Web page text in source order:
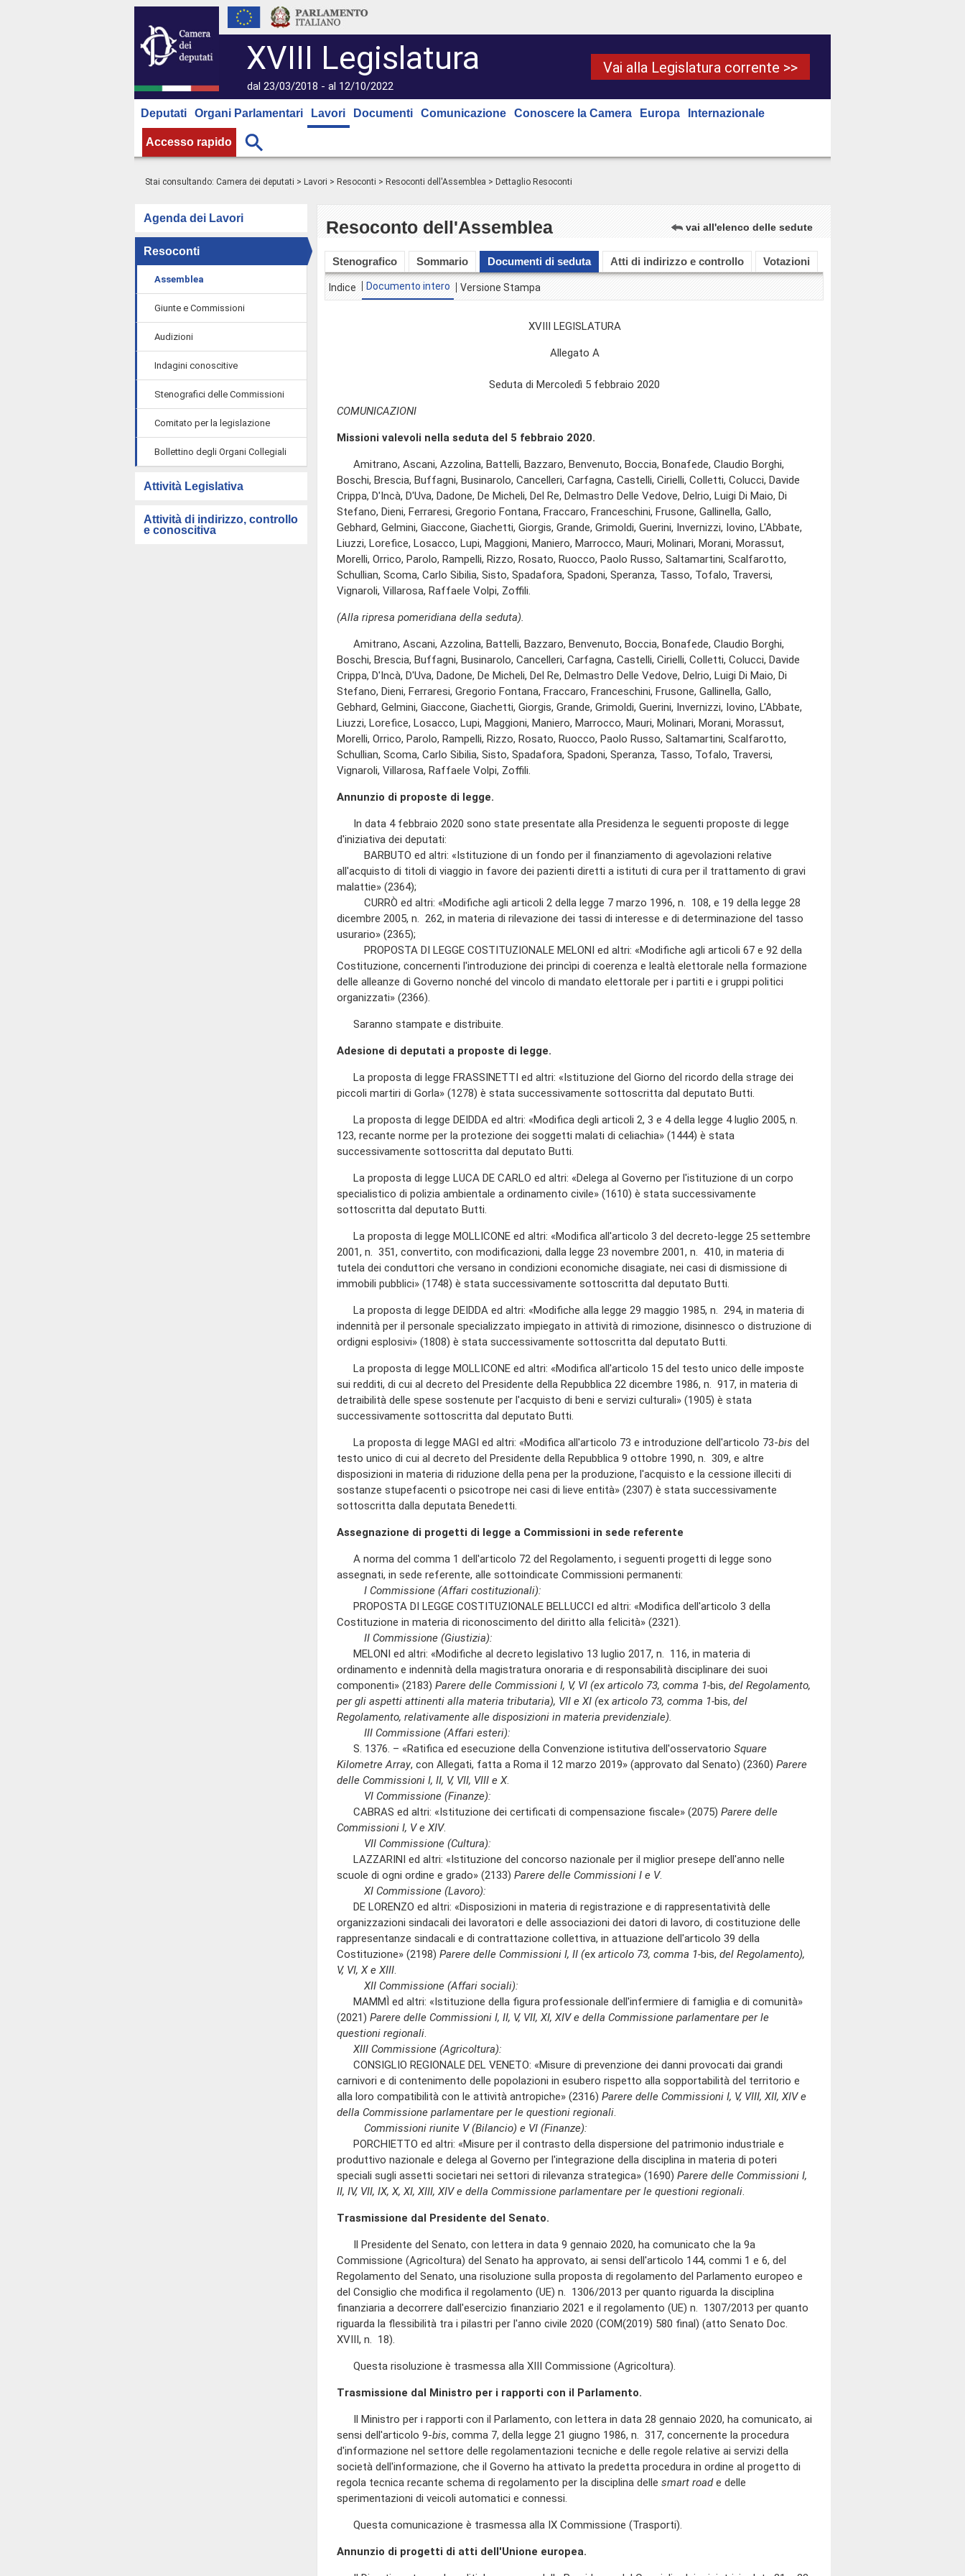
XVIII Legislatura
dal 23/03/2018 - al 12/10/2022
Vai alla Legislatura corrente >>
Deputati Organi Parlamentari Lavori Documenti Comunicazione Conoscere la Camera Europa Internazionale
Accesso rapido
Stai consultando: Camera dei deputati > Lavori > Resoconti > Resoconti dell'Assemblea > Dettaglio Resoconti
Agenda dei Lavori
Resoconti
Assemblea
Giunte e Commissioni
Audizioni
Indagini conoscitive
Stenografici delle Commissioni
Comitato per la legislazione
Bollettino degli Organi Collegiali
Attività Legislativa
Attività di indirizzo, controllo
e conoscitiva
Resoconto dell'Assemblea vai all'elenco delle sedute
Stenografico Sommario Documenti di seduta Atti di indirizzo e controllo Votazioni
Indice Documento intero Versione Stampa
XVIII LEGISLATURA
Allegato A
Seduta di Mercoledì 5 febbraio 2020
COMUNICAZIONI
Missioni valevoli nella seduta del 5 febbraio 2020.
Amitrano, Ascani, Azzolina, Battelli, Bazzaro, Benvenuto, Boccia, Bonafede, Claudio Borghi,
Boschi, Brescia, Buffagni, Businarolo, Cancelleri, Carfagna, Castelli, Cirielli, Colletti, Colucci, Davide
Crippa, D'Incà, D'Uva, Dadone, De Micheli, Del Re, Delmastro Delle Vedove, Delrio, Luigi Di Maio, Di
Stefano, Dieni, Ferraresi, Gregorio Fontana, Fraccaro, Franceschini, Frusone, Gallinella, Gallo,
Gebhard, Gelmini, Giaccone, Giachetti, Giorgis, Grande, Grimoldi, Guerini, Invernizzi, Iovino, L'Abbate,
Liuzzi, Lorefice, Losacco, Lupi, Maggioni, Maniero, Marrocco, Mauri, Molinari, Morani, Morassut,
Morelli, Orrico, Parolo, Rampelli, Rizzo, Rosato, Ruocco, Paolo Russo, Saltamartini, Scalfarotto,
Schullian, Scoma, Carlo Sibilia, Sisto, Spadafora, Spadoni, Speranza, Tasso, Tofalo, Traversi,
Vignaroli, Villarosa, Raffaele Volpi, Zoffili.
(Alla ripresa pomeridiana della seduta).
Amitrano, Ascani, Azzolina, Battelli, Bazzaro, Benvenuto, Boccia, Bonafede, Claudio Borghi,
Boschi, Brescia, Buffagni, Businarolo, Cancelleri, Carfagna, Castelli, Cirielli, Colletti, Colucci, Davide
Crippa, D'Incà, D'Uva, Dadone, De Micheli, Del Re, Delmastro Delle Vedove, Delrio, Luigi Di Maio, Di
Stefano, Dieni, Ferraresi, Gregorio Fontana, Fraccaro, Franceschini, Frusone, Gallinella, Gallo,
Gebhard, Gelmini, Giaccone, Giachetti, Giorgis, Grande, Grimoldi, Guerini, Invernizzi, Iovino, L'Abbate,
Liuzzi, Lorefice, Losacco, Lupi, Maggioni, Maniero, Marrocco, Mauri, Molinari, Morani, Morassut,
Morelli, Orrico, Parolo, Rampelli, Rizzo, Rosato, Ruocco, Paolo Russo, Saltamartini, Scalfarotto,
Schullian, Scoma, Carlo Sibilia, Sisto, Spadafora, Spadoni, Speranza, Tasso, Tofalo, Traversi,
Vignaroli, Villarosa, Raffaele Volpi, Zoffili.
Annunzio di proposte di legge.
In data 4 febbraio 2020 sono state presentate alla Presidenza le seguenti proposte di legge
d'iniziativa dei deputati:
BARBUTO ed altri: «Istituzione di un fondo per il finanziamento di agevolazioni relative
all'acquisto di titoli di viaggio in favore dei pazienti diretti a istituti di cura per il trattamento di gravi
malattie» (2364);
CURRÒ ed altri: «Modifiche agli articoli 2 della legge 7 marzo 1996, n. 108, e 19 della legge 28
dicembre 2005, n. 262, in materia di rilevazione dei tassi di interesse e di determinazione del tasso
usurario» (2365);
PROPOSTA DI LEGGE COSTITUZIONALE MELONI ed altri: «Modifiche agli articoli 67 e 92 della
Costituzione, concernenti l'introduzione dei princìpi di coerenza e lealtà elettorale nella formazione
delle alleanze di Governo nonché del vincolo di mandato elettorale per i partiti e i gruppi politici
organizzati» (2366).
Saranno stampate e distribuite.
Adesione di deputati a proposte di legge.
La proposta di legge FRASSINETTI ed altri: «Istituzione del Giorno del ricordo della strage dei
piccoli martiri di Gorla» (1278) è stata successivamente sottoscritta dal deputato Butti.
La proposta di legge DEIDDA ed altri: «Modifica degli articoli 2, 3 e 4 della legge 4 luglio 2005, n.
123, recante norme per la protezione dei soggetti malati di celiachia» (1444) è stata
successivamente sottoscritta dal deputato Butti.
La proposta di legge LUCA DE CARLO ed altri: «Delega al Governo per l'istituzione di un corpo
specialistico di polizia ambientale a ordinamento civile» (1610) è stata successivamente
sottoscritta dal deputato Butti.
La proposta di legge MOLLICONE ed altri: «Modifica all'articolo 3 del decreto-legge 25 settembre
2001, n. 351, convertito, con modificazioni, dalla legge 23 novembre 2001, n. 410, in materia di
tutela dei conduttori che versano in condizioni economiche disagiate, nei casi di dismissione di
immobili pubblici» (1748) è stata successivamente sottoscritta dal deputato Butti.
La proposta di legge DEIDDA ed altri: «Modifiche alla legge 29 maggio 1985, n. 294, in materia di
indennità per il personale specializzato impiegato in attività di rimozione, disinnesco o distruzione di
ordigni esplosivi» (1808) è stata successivamente sottoscritta dal deputato Butti.
La proposta di legge MOLLICONE ed altri: «Modifica all'articolo 15 del testo unico delle imposte
sui redditi, di cui al decreto del Presidente della Repubblica 22 dicembre 1986, n. 917, in materia di
detraibilità delle spese sostenute per l'acquisto di beni e servizi culturali» (1905) è stata
successivamente sottoscritta dal deputato Butti.
La proposta di legge MAGI ed altri: «Modifica all'articolo 73 e introduzione dell'articolo 73-bis del
testo unico di cui al decreto del Presidente della Repubblica 9 ottobre 1990, n. 309, e altre
disposizioni in materia di riduzione della pena per la produzione, l'acquisto e la cessione illeciti di
sostanze stupefacenti o psicotrope nei casi di lieve entità» (2307) è stata successivamente
sottoscritta dalla deputata Benedetti.
Assegnazione di progetti di legge a Commissioni in sede referente
A norma del comma 1 dell'articolo 72 del Regolamento, i seguenti progetti di legge sono
assegnati, in sede referente, alle sottoindicate Commissioni permanenti:
I Commissione (Affari costituzionali):
PROPOSTA DI LEGGE COSTITUZIONALE BELLUCCI ed altri: «Modifica dell'articolo 3 della
Costituzione in materia di riconoscimento del diritto alla felicità» (2321).
II Commissione (Giustizia):
MELONI ed altri: «Modifiche al decreto legislativo 13 luglio 2017, n. 116, in materia di
ordinamento e indennità della magistratura onoraria e di responsabilità disciplinare dei suoi
componenti» (2183) Parere delle Commissioni I, V, VI (ex articolo 73, comma 1-bis, del Regolamento,
per gli aspetti attinenti alla materia tributaria), VII e XI (ex articolo 73, comma 1-bis, del
Regolamento, relativamente alle disposizioni in materia previdenziale).
III Commissione (Affari esteri):
S. 1376. – «Ratifica ed esecuzione della Convenzione istitutiva dell'osservatorio Square
Kilometre Array, con Allegati, fatta a Roma il 12 marzo 2019» (approvato dal Senato) (2360) Parere
delle Commissioni I, II, V, VII, VIII e X.
VI Commissione (Finanze):
CABRAS ed altri: «Istituzione dei certificati di compensazione fiscale» (2075) Parere delle
Commissioni I, V e XIV.
VII Commissione (Cultura):
LAZZARINI ed altri: «Istituzione del concorso nazionale per il miglior presepe dell'anno nelle
scuole di ogni ordine e grado» (2133) Parere delle Commissioni I e V.
XI Commissione (Lavoro):
DE LORENZO ed altri: «Disposizioni in materia di registrazione e di rappresentatività delle
organizzazioni sindacali dei lavoratori e delle associazioni dei datori di lavoro, di costituzione delle
rappresentanze sindacali e di contrattazione collettiva, in attuazione dell'articolo 39 della
Costituzione» (2198) Parere delle Commissioni I, II (ex articolo 73, comma 1-bis, del Regolamento),
V, VI, X e XIII.
XII Commissione (Affari sociali):
MAMMÌ ed altri: «Istituzione della figura professionale dell'infermiere di famiglia e di comunità»
(2021) Parere delle Commissioni I, II, V, VII, XI, XIV e della Commissione parlamentare per le
questioni regionali.
XIII Commissione (Agricoltura):
CONSIGLIO REGIONALE DEL VENETO: «Misure di prevenzione dei danni provocati dai grandi
carnivori e di contenimento delle popolazioni in esubero rispetto alla sopportabilità del territorio e
alla loro compatibilità con le attività antropiche» (2316) Parere delle Commissioni I, V, VIII, XII, XIV e
della Commissione parlamentare per le questioni regionali.
Commissioni riunite V (Bilancio) e VI (Finanze):
PORCHIETTO ed altri: «Misure per il contrasto della dispersione del patrimonio industriale e
produttivo nazionale e delega al Governo per l'integrazione della disciplina in materia di poteri
speciali sugli assetti societari nei settori di rilevanza strategica» (1690) Parere delle Commissioni I,
II, IV, VII, IX, X, XI, XIII, XIV e della Commissione parlamentare per le questioni regionali.
Trasmissione dal Presidente del Senato.
Il Presidente del Senato, con lettera in data 9 gennaio 2020, ha comunicato che la 9a
Commissione (Agricoltura) del Senato ha approvato, ai sensi dell'articolo 144, commi 1 e 6, del
Regolamento del Senato, una risoluzione sulla proposta di regolamento del Parlamento europeo e
del Consiglio che modifica il regolamento (UE) n. 1306/2013 per quanto riguarda la disciplina
finanziaria a decorrere dall'esercizio finanziario 2021 e il regolamento (UE) n. 1307/2013 per quanto
riguarda la flessibilità tra i pilastri per l'anno civile 2020 (COM(2019) 580 final) (atto Senato Doc.
XVIII, n. 18).
Questa risoluzione è trasmessa alla XIII Commissione (Agricoltura).
Trasmissione dal Ministro per i rapporti con il Parlamento.
Il Ministro per i rapporti con il Parlamento, con lettera in data 28 gennaio 2020, ha comunicato, ai
sensi dell'articolo 9-bis, comma 7, della legge 21 giugno 1986, n. 317, concernente la procedura
d'informazione nel settore delle regolamentazioni tecniche e delle regole relative ai servizi della
società dell'informazione, che il Governo ha attivato la predetta procedura in ordine al progetto di
regola tecnica recante schema di regolamento per la disciplina delle smart roade delle
sperimentazioni di veicoli automatici e connessi.
Questa comunicazione è trasmessa alla IX Commissione (Trasporti).
Annunzio di progetti di atti dell'Unione europea.